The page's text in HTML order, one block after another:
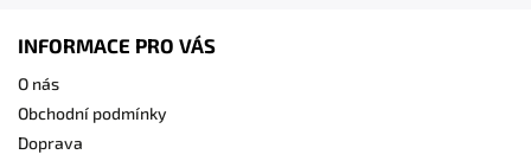
INFORMACE PRO VÁS
O nás
Obchodní podmínky
Doprava